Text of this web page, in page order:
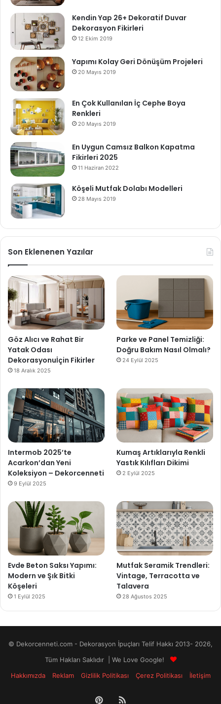
Kendin Yap 26+ Dekoratif Duvar
Dekorasyon Fikirleri
12 Ekim 2019
Yapımı Kolay Geri Dönüşüm Projeleri
20 Mayıs 2019
En Çok Kullanılan İç Cephe Boya
Renkleri
20 Mayıs 2019
En Uygun Camsız Balkon Kapatma
Fikirleri 2025
11 Haziran 2022
Köşeli Mutfak Dolabı Modelleri
28 Mayıs 2019
Son Eklenenen Yazılar
Göz Alıcı ve Rahat Bir
Yatak Odası
Dekorasyonuİçin Fikirler
18 Aralık 2025
Parke ve Panel Temizliği:
Doğru Bakım Nasıl Olmalı?
24 Eylül 2025
Intermob 2025’te
Acarkon’dan Yeni
Koleksiyon – Dekorcenneti
9 Eylül 2025
Kumaş Artıklarıyla Renkli
Yastık Kılıfları Dikimi
2 Eylül 2025
Evde Beton Saksı Yapımı:
Modern ve Şık Bitki
Köşeleri
1 Eylül 2025
Mutfak Seramik Trendleri:
Vintage, Terracotta ve
Talavera
28 Ağustos 2025
© Dekorcenneti.com - Dekorasyon İpuçları Telif Hakkı 2013- 2026,
Tüm Hakları Saklıdır | We Love Google!
Hakkımızda
Reklam Gizlilik Politikası Çerez Politikası İletişim
Pinterest